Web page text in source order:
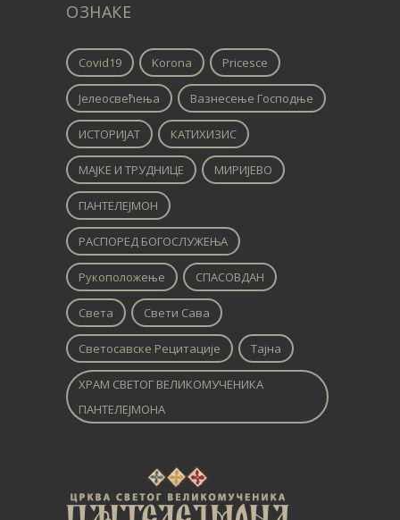
ОЗНАКЕ
Covid19 Korona Pricesce
Јелеосвећења Вазнесење Господње
ИСТОРИЈАТ КАТИХИЗИС
МАЈКЕ И ТРУДНИЦЕ МИРИЈЕВО
ПАНТЕЛЕЈМОН
РАСПОРЕД БОГОСЛУЖЕЊА
Рукоположење СПАСОВДАН
Света Свети Сава
Светосавске Рецитације Тајна
ХРАМ СВЕТОГ ВЕЛИКОМУЧЕНИКА
ПАНТЕЛЕЈМОНА